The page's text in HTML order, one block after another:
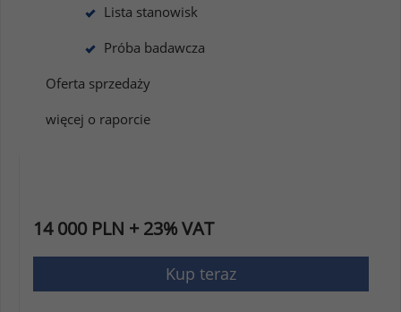
Lista stanowisk
Próba badawcza
Oferta sprzedaży
więcej o raporcie
14 000 PLN + 23% VAT
Kup teraz